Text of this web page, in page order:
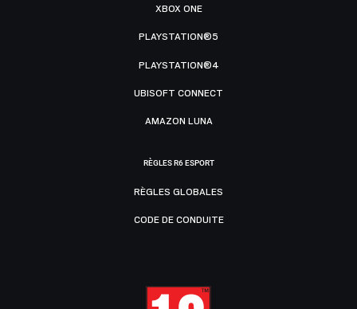
XBOX ONE
PLAYSTATION®5
PLAYSTATION®4
UBISOFT CONNECT
AMAZON LUNA
RÈGLES R6 ESPORT
RÈGLES GLOBALES
CODE DE CONDUITE